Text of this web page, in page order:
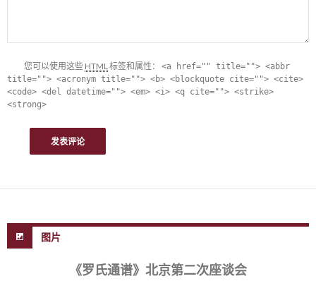
您可以使用这些 HTML标签和属性： <a href="" title=""> <abbr
title=""> <acronym title=""> <b> <blockquote cite=""> <cite>
<code> <del datetime=""> <em> <i> <q cite=""> <strike>
<strong>
图片
《罗氏通谱》北京第二次座谈会